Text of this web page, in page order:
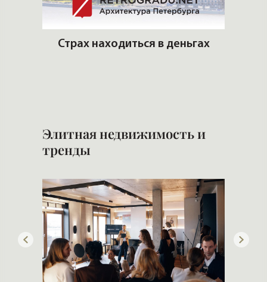
Страх находиться в деньгах
Элитная недвижимость и
тренды